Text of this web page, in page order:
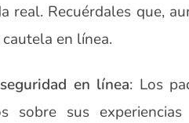
Recuérdales que,
en línea.
en línea: Los
sobre sus